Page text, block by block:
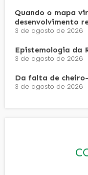
Quando o mapa
desenvolvimento
3 de agosto de 2026
Epistemologia da
3 de agosto de 2026
Da falta de
3 de agosto de 2026